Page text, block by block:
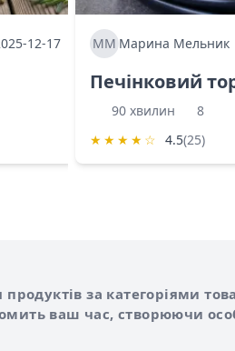
12-17 МММарина Мельник
Печінковий
90 хвилин
8
★ ★ ★ ★ ☆ 4.5(25)
за категоріями
ваш час, створюючи